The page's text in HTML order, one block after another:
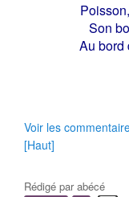
Son
Au bord
Voir les
[Haut]
Rédigé parabécé